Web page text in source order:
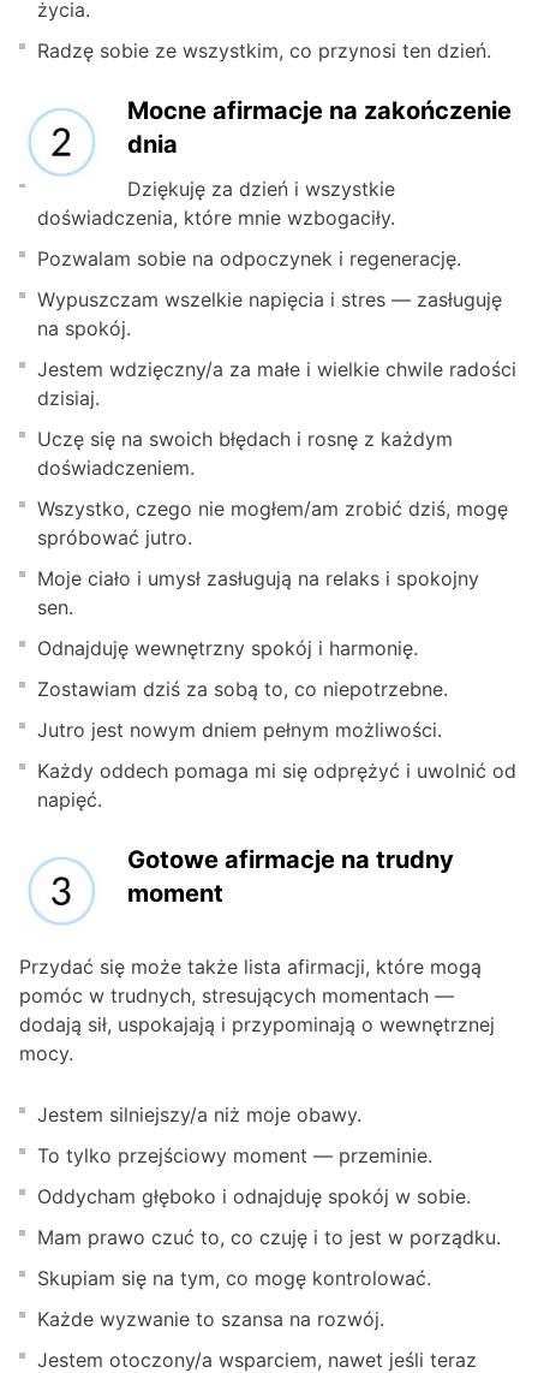
życia.
Radzę sobie ze wszystkim, co przynosi ten dzień.
Mocne afirmacje na zakończenie
dnia
Dziękuję za dzień i wszystkie
doświadczenia, które mnie wzbogaciły.
Pozwalam sobie na odpoczynek i regenerację.
Wypuszczam wszelkie napięcia i stres — zasługuję
na spokój.
Jestem wdzięczny/a za małe i wielkie chwile radości
dzisiaj.
Uczę się na swoich błędach i rosnę z każdym
doświadczeniem.
Wszystko, czego nie mogłem/am zrobić dziś, mogę
spróbować jutro.
Moje ciało i umysł zasługują na relaks i spokojny
sen.
Odnajduję wewnętrzny spokój i harmonię.
Zostawiam dziś za sobą to, co niepotrzebne.
Jutro jest nowym dniem pełnym możliwości.
Każdy oddech pomaga mi się odprężyć i uwolnić od
napięć.
Gotowe afirmacje na trudny
moment
Przydać się może także lista afirmacji, które mogą
pomóc w trudnych, stresujących momentach —
dodają sił, uspokajają i przypominają o wewnętrznej
mocy.
Jestem silniejszy/a niż moje obawy.
To tylko przejściowy moment — przeminie.
Oddycham głęboko i odnajduję spokój w sobie.
Mam prawo czuć to, co czuję i to jest w porządku.
Skupiam się na tym, co mogę kontrolować.
Każde wyzwanie to szansa na rozwój.
Jestem otoczony/a wsparciem, nawet jeśli teraz